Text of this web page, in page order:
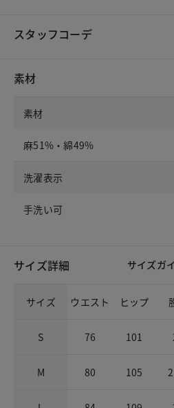
スタッフコーデ
素材
素材
麻51%・綿49%
洗濯表示
手洗い可
サイズ詳細 サイズガ
サイズ ウエスト ヒップ
S 76 101
M 80 105